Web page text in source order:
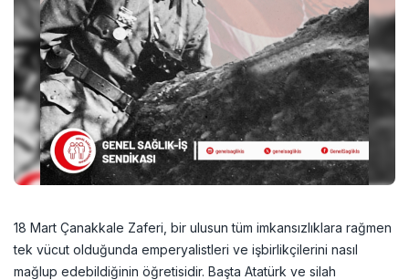
18 Mart Çanakkale Zaferi, bir ulusun tüm imkansızlıklara rağmen
tek vücut olduğunda emperyalistleri ve işbirlikçilerini nasıl
mağlup edebildiğinin öğretisidir. Başta Atatürk ve silah